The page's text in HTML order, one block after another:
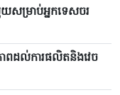
ម្រាប់អ្នកទេសចរ
ពដល់ការផលិតនិងវេច